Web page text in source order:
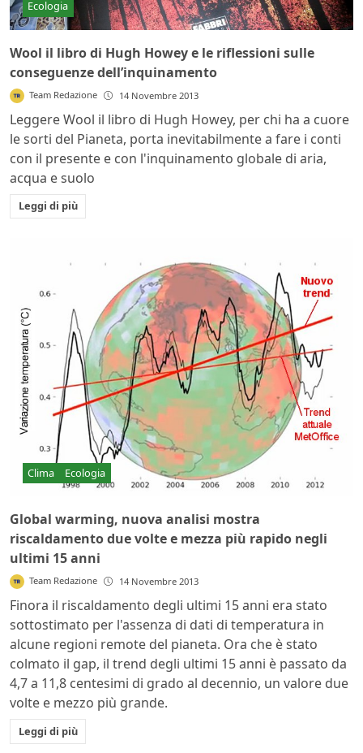
Ecologia
Wool il libro di Hugh Howey e le riflessioni sulle
conseguenze dell’inquinamento
Team Redazione 14 Novembre 2013
Leggere Wool il libro di Hugh Howey, per chi ha a cuore
le sorti del Pianeta, porta inevitabilmente a fare i conti
con il presente e con l'inquinamento globale di aria,
acqua e suolo
Leggi di più
Clima Ecologia
Global warming, nuova analisi mostra
riscaldamento due volte e mezza più rapido negli
ultimi 15 anni
Team Redazione 14 Novembre 2013
Finora il riscaldamento degli ultimi 15 anni era stato
sottostimato per l'assenza di dati di temperatura in
alcune regioni remote del pianeta. Ora che è stato
colmato il gap, il trend degli ultimi 15 anni è passato da
4,7 a 11,8 centesimi di grado al decennio, un valore due
volte e mezzo più grande.
Leggi di più